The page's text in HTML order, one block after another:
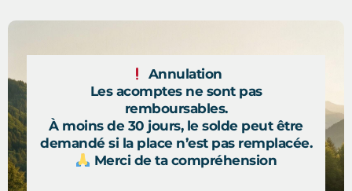
Annulation
Les acomptes ne sont pas
remboursables.
À moins de 30 jours, le solde peut être
demandé si la place n’est pas remplacée.
Merci de ta compréhension